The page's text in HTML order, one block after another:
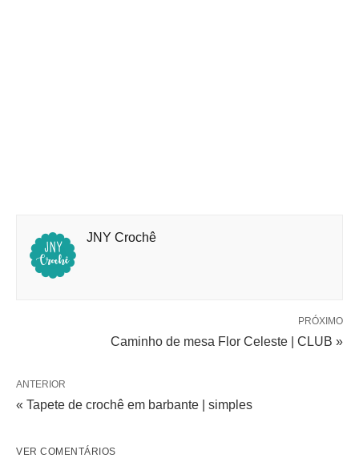
JNY Crochê
PRÓXIMO
Caminho de mesa Flor Celeste | CLUB »
ANTERIOR
« Tapete de crochê em barbante | simples
VER COMENTÁRIOS